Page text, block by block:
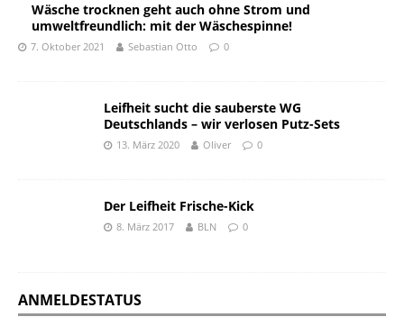
Wäsche trocknen geht auch ohne Strom und
umweltfreundlich: mit der Wäschespinne!
7. Oktober 2021 Sebastian Otto 0
Leifheit sucht die sauberste WG
Deutschlands – wir verlosen Putz-Sets
13. März 2020 Oliver 0
Der Leifheit Frische-Kick
8. März 2017 BLN 0
ANMELDESTATUS